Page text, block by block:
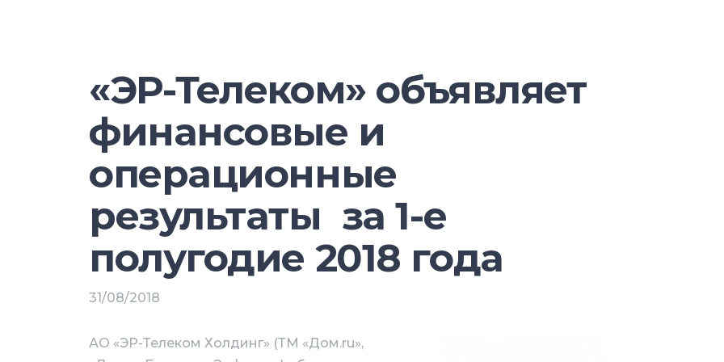
продолжением укрепления позиций китайских производителей
соотношение сторон будут приобретать все большее значение.
США и Китаем на состояние рынка аналитики пока затрудняются. Еще
одним важным фактором скоро станет распространение технологий
5G.
Производители, операторы связи и их партнеры постараются убедить
поддержкой 5G, полагают аналитики.
«ЭР-Телеком» объявляет
финансовые и
операционные
результаты за 1-е
полугодие 2018 года
31/08/2018
АО «ЭР-Телеком Холдинг» (ТМ «Дом.ru»,